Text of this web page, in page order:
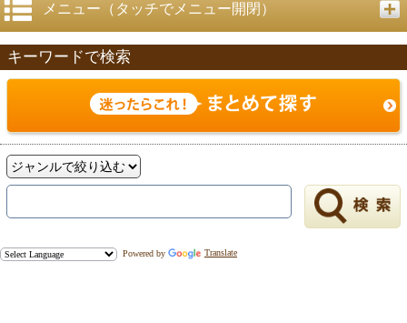
戻る
メニュー（タッチでメニュー開閉）
キーワードで検索
Powered by Translate